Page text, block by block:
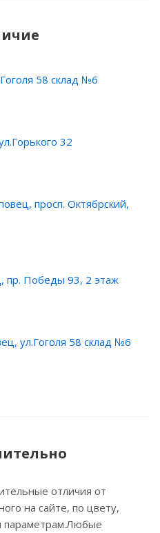
58 склад №6
32
просп. Октябрский,
пр. Победы 93, 2 этаж
ул.Гоголя 58 склад №6
отличия от
на сайте, по цвету,
параметрам.Любые